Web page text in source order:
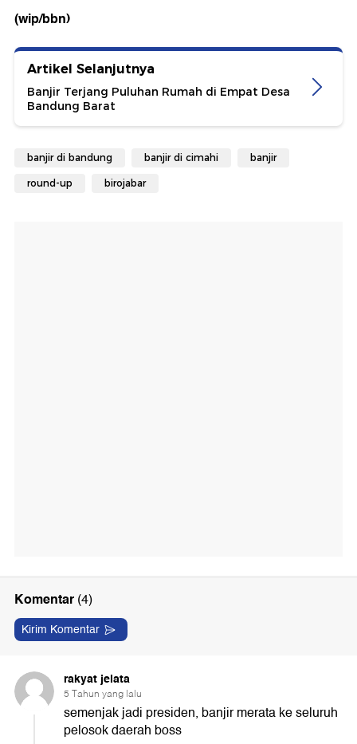
(wip/bbn)
Artikel Selanjutnya
Banjir Terjang Puluhan Rumah di Empat Desa
Bandung Barat
banjir di bandung banjir di cimahi banjir
round-up birojabar